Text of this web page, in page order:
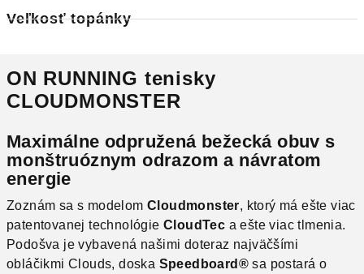
Veľkosť topánky
ON RUNNING tenisky
CLOUDMONSTER
Maximálne odpružená bežecká obuv s
monštruóznym odrazom a návratom
energie
Zoznám sa s modelom Cloudmonster, ktorý má ešte viac
patentovanej technológie CloudTec a ešte viac tlmenia.
Podošva je vybavená našimi doteraz najväčšími
obláčikmi Clouds, doska Speedboard® sa postará o